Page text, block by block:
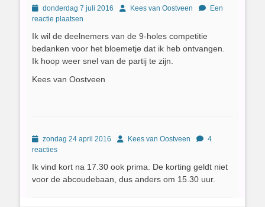
Geplaatst
op
donderdag 7 juli 2016 AuthorKees van Oostveen
Een
reactie plaatsen
Ik wil de deelnemers van de 9-holes competitie
bedanken voor het bloemetje dat ik heb ontvangen.
Ik hoop weer snel van de partij te zijn.
Kees van Oostveen
Geplaatst
op
zondag 24 april 2016 AuthorKees van Oostveen
4
reacties
Ik vind kort na 17.30 ook prima. De korting geldt niet
voor de abcoudebaan, dus anders om 15.30 uur.